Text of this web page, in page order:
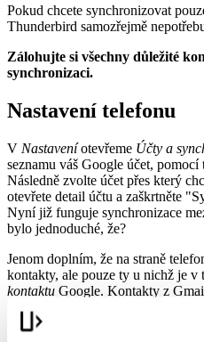
Pokud chcete synchronizovat
Thunderbird samozřejmě
Zálohujte si všechny důležité
synchronizaci.
Nastavení telefonu
V Nastaveníotevřeme Účty a
seznamu váš Google účet, pomocí
Následně zvolte účet přes který
otevřete detail účtu a zaškrtněte
Nyní již funguje synchronizace
bylo jednoduché, že?
Jenom doplním, že na straně
kontakty, ale pouze ty u nichž je
kontaktu Google. Kontakty z